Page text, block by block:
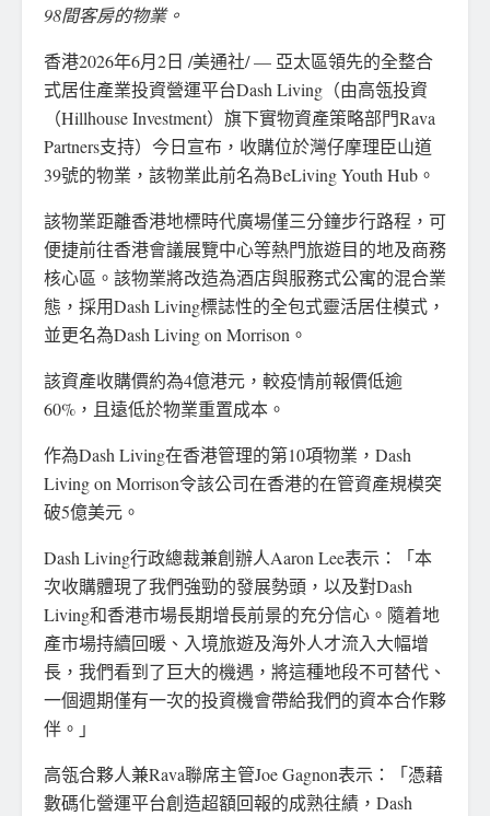
98間客房的物業。
香港2026年6月2日 /美通社/ — 亞太區領先的全整合
式居住產業投資營運平台Dash Living（由高瓴投資
（Hillhouse Investment）旗下實物資產策略部門Rava
Partners支持）今日宣布，收購位於灣仔摩理臣山道
39號的物業，該物業此前名為BeLiving Youth Hub。
該物業距離香港地標時代廣場僅三分鐘步行路程，可
便捷前往香港會議展覽中心等熱門旅遊目的地及商務
核心區。該物業將改造為酒店與服務式公寓的混合業
態，採用Dash Living標誌性的全包式靈活居住模式，
並更名為Dash Living on Morrison。
該資產收購價約為4億港元，較疫情前報價低逾
60%，且遠低於物業重置成本。
作為Dash Living在香港管理的第10項物業，Dash
Living on Morrison令該公司在香港的在管資產規模突
破5億美元。
Dash Living行政總裁兼創辦人Aaron Lee表示：「本
次收購體現了我們強勁的發展勢頭，以及對Dash
Living和香港市場長期增長前景的充分信心。隨着地
產市場持續回暖、入境旅遊及海外人才流入大幅增
長，我們看到了巨大的機遇，將這種地段不可替代、
一個週期僅有一次的投資機會帶給我們的資本合作夥
伴。」
高瓴合夥人兼Rava聯席主管Joe Gagnon表示：「憑藉
數碼化營運平台創造超額回報的成熟往績，Dash